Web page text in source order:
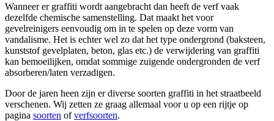
Wanneer er graffiti wordt aangebracht dan heeft de verf vaak
dezelfde chemische samenstelling. Dat maakt het voor
gevelreinigers eenvoudig om in te spelen op deze vorm van
vandalisme. Het is echter wel zo dat het type ondergrond (baksteen,
kunststof gevelplaten, beton, glas etc.) de verwijdering van graffiti
kan bemoeilijken, omdat sommige zuigende ondergronden de verf
absorberen/laten verzadigen.
Door de jaren heen zijn er diverse soorten graffiti in het straatbeeld
verschenen. Wij zetten ze graag allemaal voor u op een rijtje op
pagina soorten ofverfsoorten.